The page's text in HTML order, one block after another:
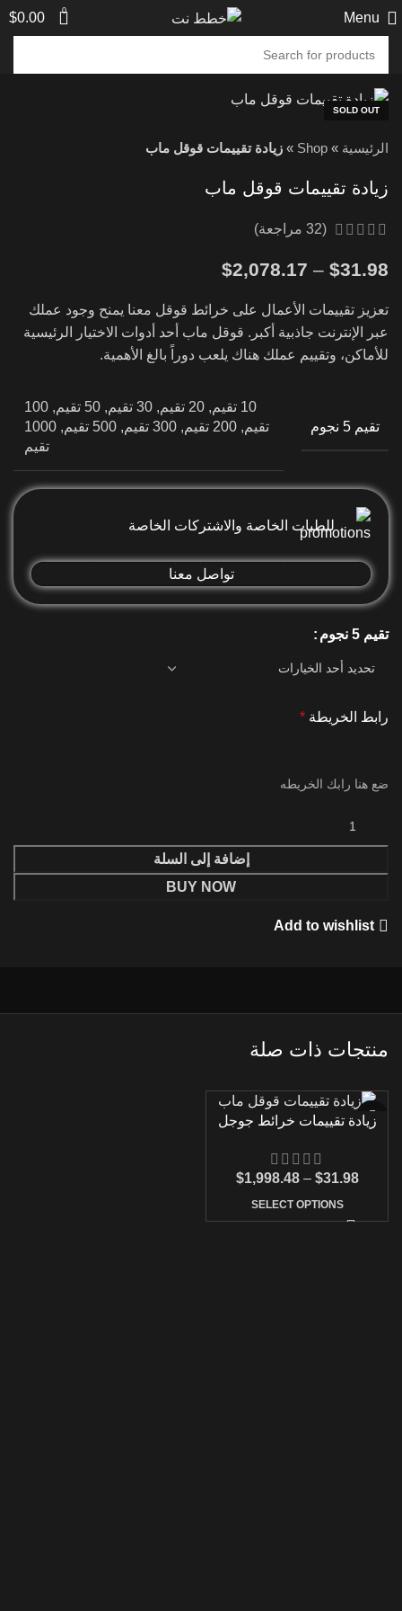
Menu
0
$0.00
SOLD OUT
الرئيسية »
Shop
» زيادة تقييمات قوقل ماب
زيادة تقييمات قوقل ماب
(
32 مراجعة)
$31.98
–
$2,078.17
تعزيز تقييمات الأعمال على خرائط قوقل معنا يمنح وجود عملك
عبر الإنترنت جاذبية أكبر. قوقل ماب أحد أدوات الاختيار الرئيسية
للأماكن، وتقييم عملك هناك يلعب دوراً بالغ الأهمية.
تقيم 5 نجوم
10 تقيم, 20 تقيم, 30 تقيم, 50 تقيم, 100
تقيم, 200 تقيم, 300 تقيم, 500 تقيم, 1000
تقيم
للطبات الخاصة والاشتركات الخاصة
تواصل معنا
تقيم 5 نجوم
رابط الخريطة *
ضع هنا رابك الخريطه
إضافة إلى السلة
BUY NOW
Add to wishlist
منتجات ذات صلة
زيادة تقييمات خرائط جوجل
$31.98
–
$1,998.48
SELECT OPTIONS